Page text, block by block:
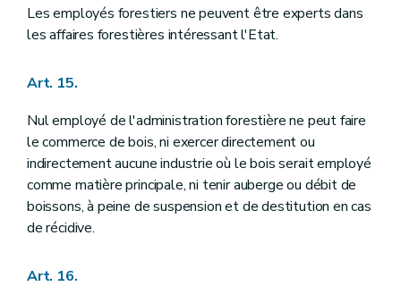
Les employés forestiers ne peuvent être experts dans
les affaires forestières intéressant l'Etat.
Art. 15.
Nul employé de l'administration forestière ne peut faire
le commerce de bois, ni exercer directement ou
indirectement aucune industrie où le bois serait employé
comme matière principale, ni tenir auberge ou débit de
boissons, à peine de suspension et de destitution en cas
de récidive.
Art. 16.